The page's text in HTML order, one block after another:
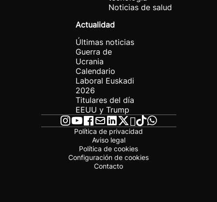
Noticias de salud
Actualidad
Últimas noticias
Guerra de
Ucrania
Calendario
Laboral Euskadi
2026
Titulares del día
EEUU y Trump
Política de privacidad
Aviso legal
Política de cookies
Configuración de cookies
Contacto